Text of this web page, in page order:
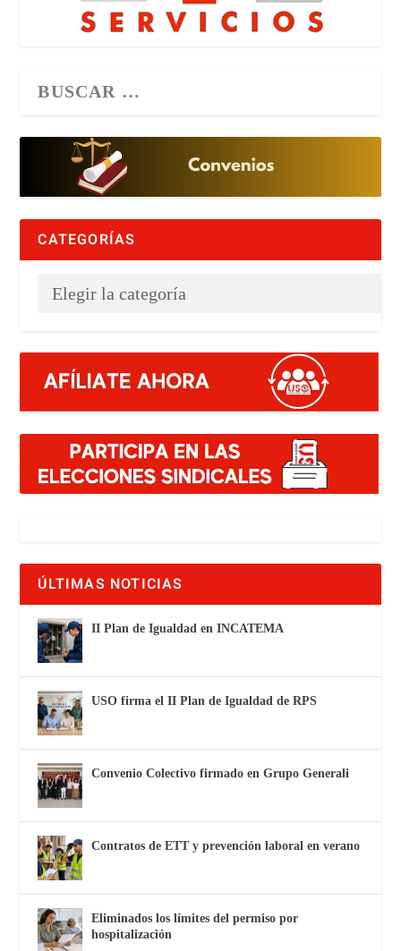
CATEGORÍAS
ÚLTIMAS NOTICIAS
II Plan de Igualdad en INCATEMA
USO firma el II Plan de Igualdad de RPS
Convenio Colectivo firmado en Grupo Generali
Contratos de ETT y prevención laboral en verano
Eliminados los límites del permiso por
hospitalización